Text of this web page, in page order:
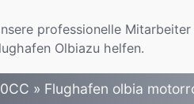
professionelle
Olbiazu helfen.
» Flughafen olbia